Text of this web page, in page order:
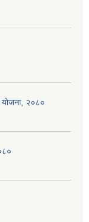
योजना, २०८०